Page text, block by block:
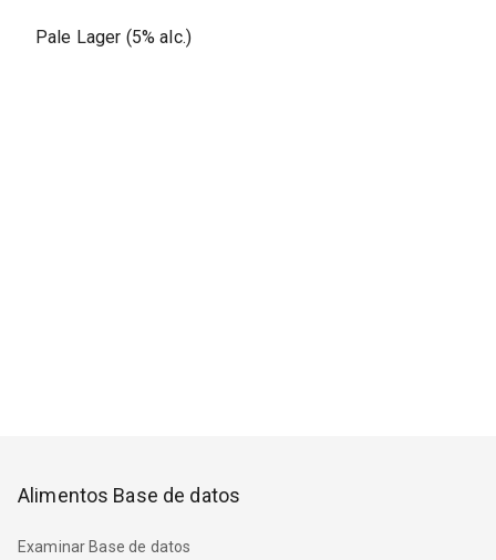
Pale Lager (5% alc.)
Alimentos Base de datos
Examinar Base de datos